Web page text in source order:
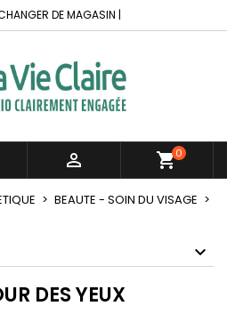
DE MAGASIN |
 shopping_cart0
BEAUTE - SOIN DU VISAGE
DES YEUX